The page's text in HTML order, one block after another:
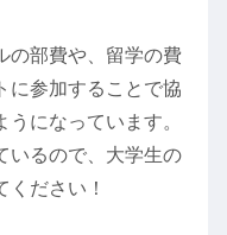
の部費や、留学の費
に参加することで協
になっています。
いるので、大学生の
ださい！